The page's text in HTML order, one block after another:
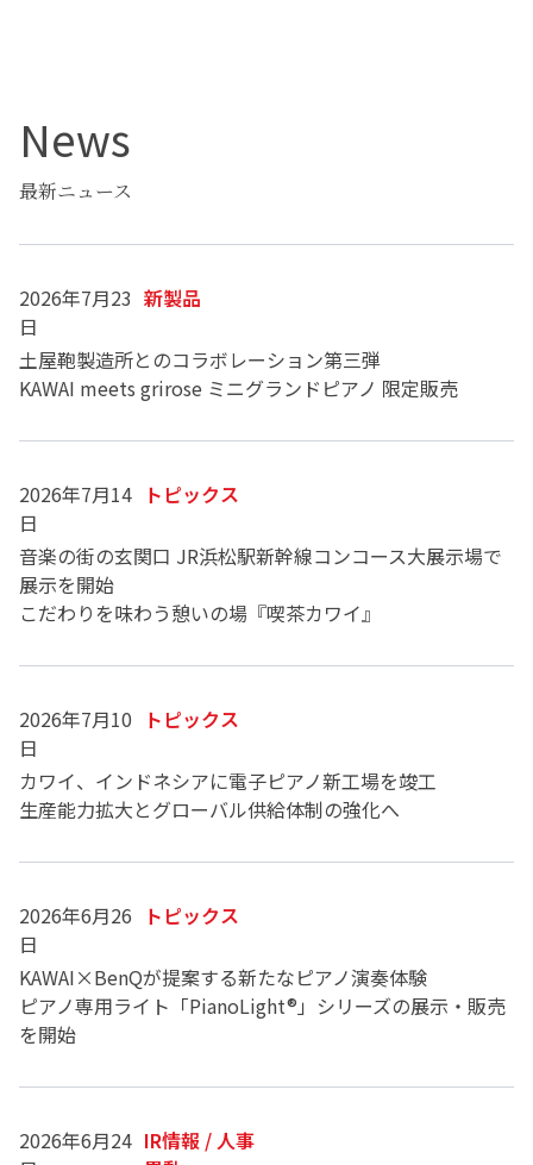
News
最新ニュース
2026年7月23
日
新製品
土屋鞄製造所とのコラボレーション第三弾
KAWAI meets grirose ミニグランドピアノ 限定販売
2026年7月14
日
トピックス
音楽の街の玄関口 JR浜松駅新幹線コンコース大展示場で
展示を開始
こだわりを味わう憩いの場『喫茶カワイ』
2026年7月10
日
トピックス
カワイ、インドネシアに電子ピアノ新工場を竣工
生産能力拡大とグローバル供給体制の強化へ
2026年6月26
日
トピックス
KAWAI×BenQが提案する新たなピアノ演奏体験
ピアノ専用ライト「PianoLight®」シリーズの展示・販売
を開始
2026年6月24 IR情報 / 人事